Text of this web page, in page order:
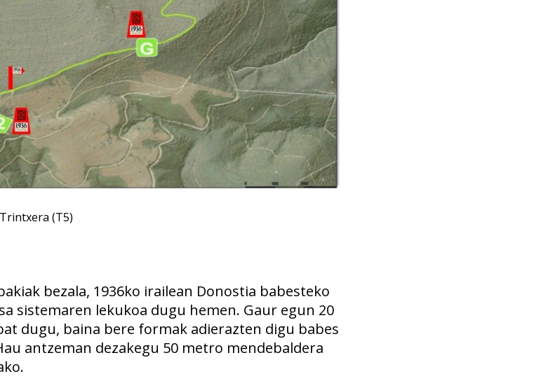
(T5)
bezala, 1936ko irailean Donostia babesteko
sistemaren lekukoa dugu hemen. Gaur egun 20
dugu, baina bere formak adierazten digu babes
antzeman dezakegu 50 metro mendebaldera